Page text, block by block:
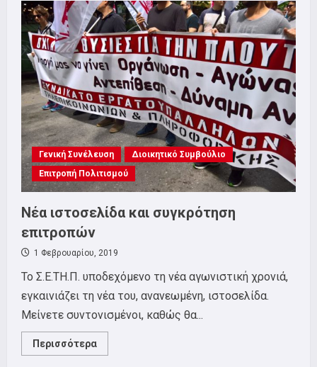
ταινίας
Full
Metal
Jacket
10/4
Γενική Συνέλευση
Διοικητικό Συμβούλιο
Επιτροπή Πολιτισμού
Νέα ιστοσελίδα και συγκρότηση
επιτροπών
1 Φεβρουαρίου, 2019
Το Σ.Ε.ΤΗ.Π. υποδεχόμενο τη νέα αγωνιστική χρονιά,
εγκαινιάζει τη νέα του, ανανεωμένη, ιστοσελίδα.
Μείνετε συντονισμένοι, καθώς θα...
Περισσότερα
more